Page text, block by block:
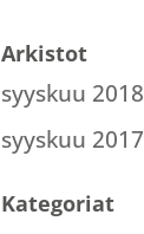
Arkistot
syyskuu 2018
syyskuu 2017
Kategoriat